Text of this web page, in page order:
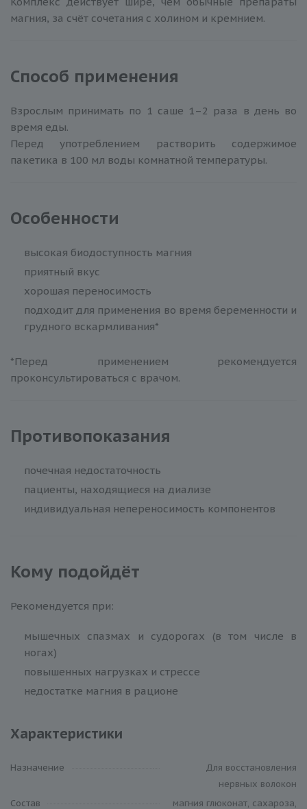
магния, за счёт сочетания с холином и кремнием.
Способ применения
Взрослым принимать по 1 саше 1–2 раза в день во
время еды.
Перед употреблением растворить содержимое
пакетика в 100 мл воды комнатной температуры.
Особенности
высокая биодоступность магния
приятный вкус
хорошая переносимость
подходит для применения во время беременности и
грудного вскармливания*
*Перед применением рекомендуется
проконсультироваться с врачом.
Противопоказания
почечная недостаточность
пациенты, находящиеся на диализе
индивидуальная непереносимость компонентов
Кому подойдёт
Рекомендуется при:
мышечных спазмах и судорогах (в том числе в
ногах)
повышенных нагрузках и стрессе
недостатке магния в рационе
Характеристики
Назначение
Для восстановления
нервных волокон
Состав
магния глюконат, сахароза,